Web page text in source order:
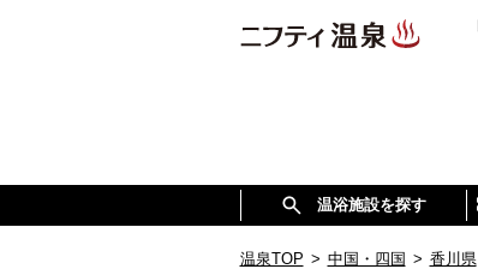
温浴施設を探す
温泉TOP > 中国・四国 > 香川県